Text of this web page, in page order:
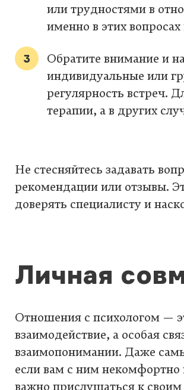
или трудностями в
именно в этих
Обратите внимание и
индивидуальные или
регулярность встреч.
терапии, а в других
Не стесняйтесь задавать
рекомендации или отзывы.
доверять специалисту и
Личная
Отношения с психологом —
взаимодействие, а особая
взаимопонимании. Даже
если вам с ним некомфортно
важно прислушаться к